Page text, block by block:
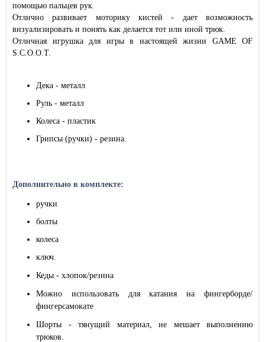
помощью пальцев рук.
Отлично развивает моторику кистей - дает возможность
визуализировать и понять как делается тот или иной трюк.
Отличная игрушка для игры в настоящей жизни GAME OF
S.C.O.O.T.
Дека - металл
Руль - металл
Колеса - пластик
Грипсы (ручки) - резина.
Дополнительно в комплекте:
ручки
болты
колеса
ключ.
Кеды - хлопок/резина
Можно использовать для катания на фингерборде/
фингерсамокате
Шорты - тянущий материал, не мешает выполнению
трюков.